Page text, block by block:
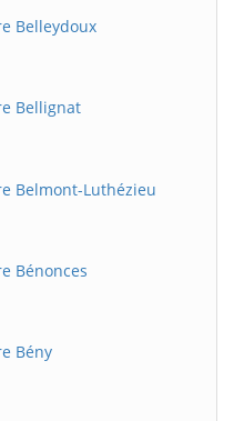
Belleydoux
Bellignat
Belmont-Luthézieu
Bénonces
Bény